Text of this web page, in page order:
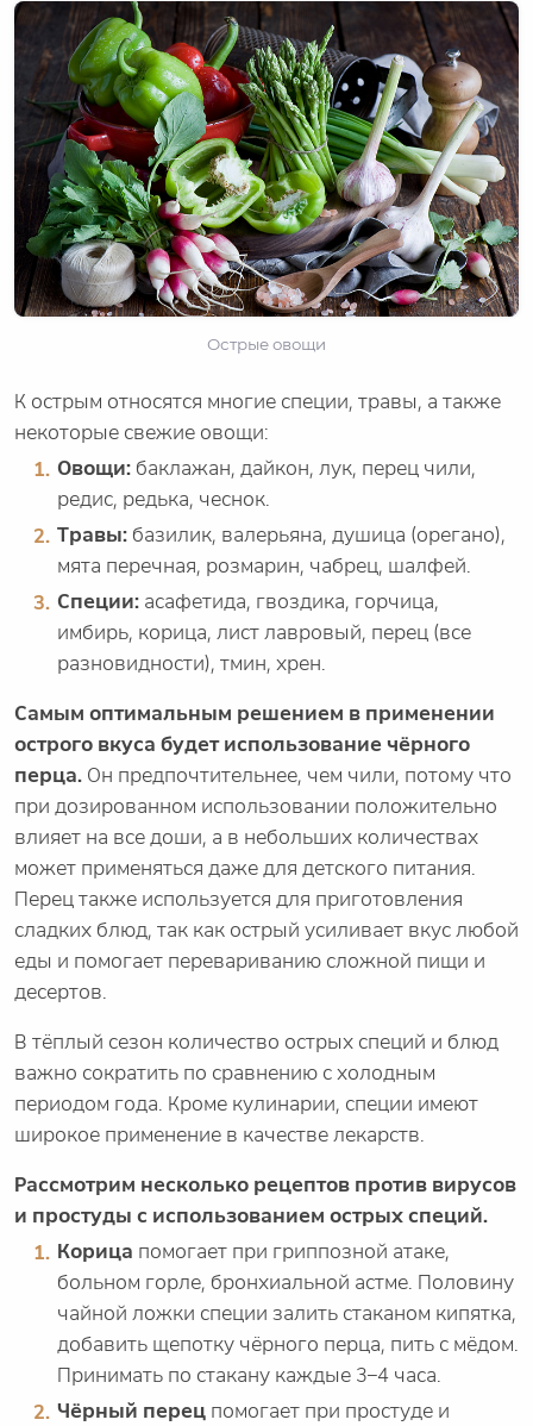
Острые овощи
К острым относятся многие специи, травы, а также
некоторые свежие овощи:
Овощи: баклажан, дайкон, лук, перец чили,
редис, редька, чеснок.
Травы: базилик, валерьяна, душица (орегано),
мята перечная, розмарин, чабрец, шалфей.
Специи: асафетида, гвоздика, горчица,
имбирь, корица, лист лавровый, перец (все
разновидности), тмин, хрен.
Самым оптимальным решением в применении
острого вкуса будет использование чёрного
перца. Он предпочтительнее, чем чили, потому что
при дозированном использовании положительно
влияет на все доши, а в небольших количествах
может применяться даже для детского питания.
Перец также используется для приготовления
сладких блюд, так как острый усиливает вкус любой
еды и помогает перевариванию сложной пищи и
десертов.
В тёплый сезон количество острых специй и блюд
важно сократить по сравнению с холодным
периодом года. Кроме кулинарии, специи имеют
широкое применение в качестве лекарств.
Рассмотрим несколько рецептов против вирусов
и простуды с использованием острых специй.
Корица помогает при гриппозной атаке,
больном горле, бронхиальной астме. Половину
чайной ложки специи залить стаканом кипятка,
добавить щепотку чёрного перца, пить с мёдом.
Принимать по стакану каждые 3–4 часа.
Чёрный перец помогает при простуде и